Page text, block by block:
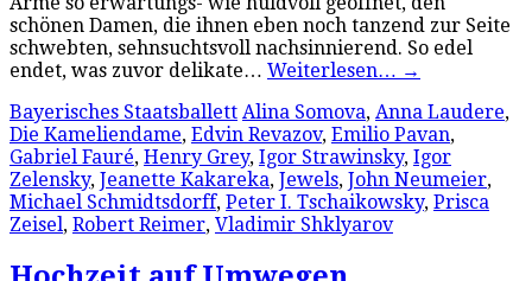
schönen Damen, die ihnen eben noch tanzend zur Seite
schwebten, sehnsuchtsvoll nachsinnierend. So edel
endet, was zuvor delikate… Weiterlesen… →
Bayerisches Staatsballett Alina Somova, Anna Laudere,
Die Kameliendame, Edvin Revazov, Emilio Pavan,
Gabriel Fauré, Henry Grey, Igor Strawinsky, Igor
Zelensky, Jeanette Kakareka, Jewels, John Neumeier,
Michael Schmidtsdorff, Peter I. Tschaikowsky, Prisca
Zeisel, Robert Reimer, Vladimir Shklyarov